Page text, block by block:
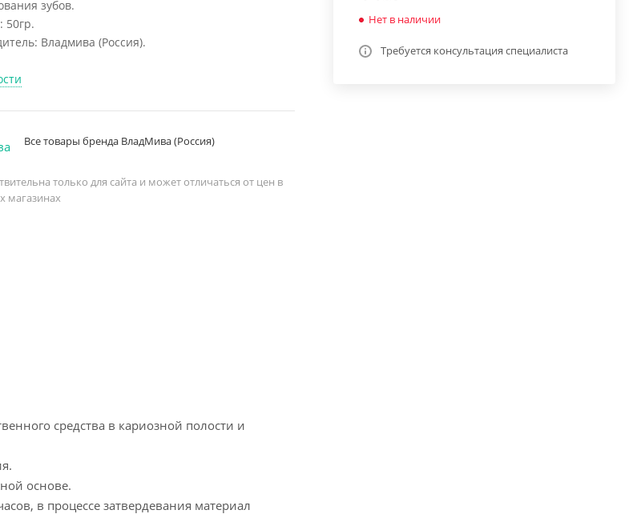
Нет в наличии
Требуется консультация специалиста
зубов.
50гр.
Владмива (Россия).
Все товары бренда ВладМива (Россия)
только для сайта и может отличаться от цен в
магазинах
средства в кариозной полости и
основе.
в процессе затвердевания материал